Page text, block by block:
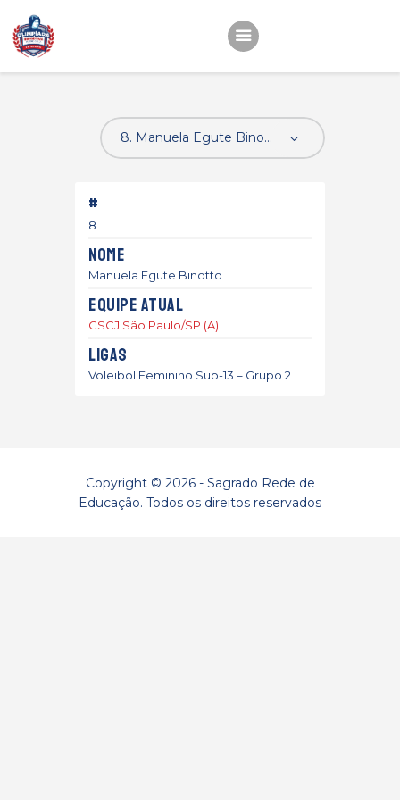
22ª OEMC
Atletas
Sagrado Rede de
Educação
#
8
Nome
Manuela Egute Binotto
Equipe atual
CSCJ São Paulo/SP (A)
Ligas
Voleibol Feminino Sub-13 – Grupo 2
Copyright © 2026 - Sagrado Rede de
Educação. Todos os direitos reservados